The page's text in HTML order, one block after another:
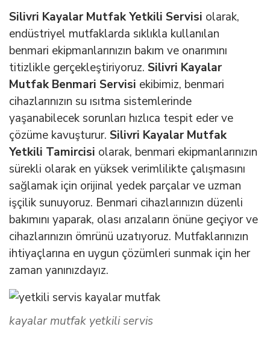
Silivri Kayalar Mutfak Yetkili Servisi olarak,
endüstriyel mutfaklarda sıklıkla kullanılan
benmari ekipmanlarınızın bakım ve onarımını
titizlikle gerçekleştiriyoruz. Silivri Kayalar
Mutfak Benmari Servisi ekibimiz, benmari
cihazlarınızın su ısıtma sistemlerinde
yaşanabilecek sorunları hızlıca tespit eder ve
çözüme kavuşturur. Silivri Kayalar Mutfak
Yetkili Tamircisi olarak, benmari ekipmanlarınızın
sürekli olarak en yüksek verimlilikte çalışmasını
sağlamak için orijinal yedek parçalar ve uzman
işçilik sunuyoruz. Benmari cihazlarınızın düzenli
bakımını yaparak, olası arızaların önüne geçiyor ve
cihazlarınızın ömrünü uzatıyoruz. Mutfaklarınızın
ihtiyaçlarına en uygun çözümleri sunmak için her
zaman yanınızdayız.
kayalar mutfak yetkili servis